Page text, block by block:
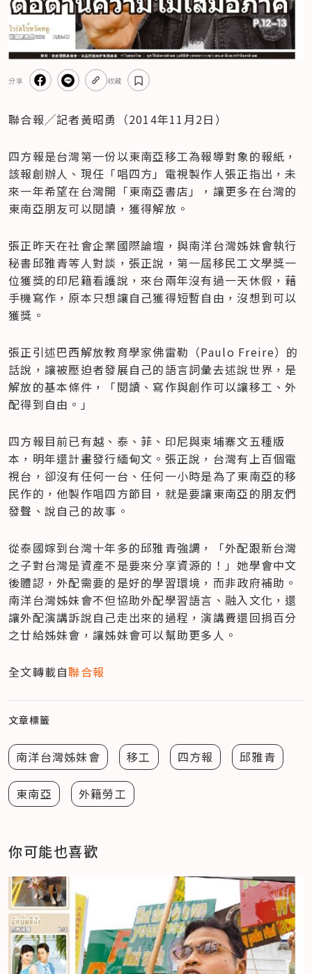
分享 收藏
聯合報╱記者黃昭勇（2014年11月2日）
四方報是台灣第一份以東南亞移工為報導對象的報紙，
該報創辦人、現任「唱四方」電視製作人張正指出，未
來一年希望在台灣開「東南亞書店」，讓更多在台灣的
東南亞朋友可以閱讀，獲得解放。
張正昨天在社會企業國際論壇，與南洋台灣姊妹會執行
秘書邱雅青等人對談，張正說，第一屆移民工文學獎一
位獲獎的印尼籍看護說，來台兩年沒有過一天休假，藉
手機寫作，原本只想讓自己獲得短暫自由，沒想到可以
獲獎。
張正引述巴西解放教育學家佛雷勒（Paulo Freire）的
話說，讓被壓迫者發展自己的語言詞彙去述說世界，是
解放的基本條件，「閱讀、寫作與創作可以讓移工、外
配得到自由。」
四方報目前已有越、泰、菲、印尼與柬埔寨文五種版
本，明年還計畫發行緬甸文。張正說，台灣有上百個電
視台，卻沒有任何一台、任何一小時是為了東南亞的移
民作的，他製作唱四方節目，就是要讓東南亞的朋友們
發聲、說自己的故事。
從泰國嫁到台灣十年多的邱雅青強調，「外配跟新台灣
之子對台灣是資產不是要來分享資源的！」她學會中文
後體認，外配需要的是好的學習環境，而非政府補助。
南洋台灣姊妹會不但協助外配學習語言、融入文化，還
讓外配演講訴說自己走出來的過程，演講費還回捐百分
之廿給姊妹會，讓姊妹會可以幫助更多人。
全文轉載自聯合報
文章標籤
南洋台灣姊妹會 移工 四方報 邱雅青
東南亞 外籍勞工
你可能也喜歡